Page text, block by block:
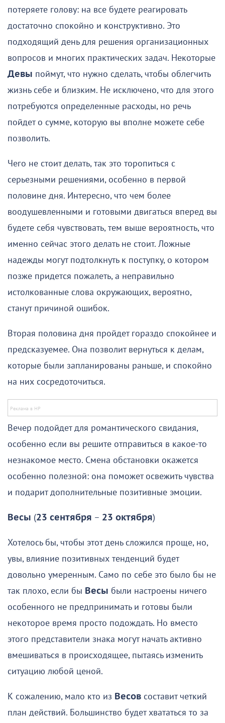
потеряете голову: на все будете реагировать
достаточно спокойно и конструктивно. Это
подходящий день для решения организационных
вопросов и многих практических задач. Некоторые
Девы поймут, что нужно сделать, чтобы облегчить
жизнь себе и близким. Не исключено, что для этого
потребуются определенные расходы, но речь
пойдет о сумме, которую вы вполне можете себе
позволить.
Чего не стоит делать, так это торопиться с
серьезными решениями, особенно в первой
половине дня. Интересно, что чем более
воодушевленными и готовыми двигаться вперед вы
будете себя чувствовать, тем выше вероятность, что
именно сейчас этого делать не стоит. Ложные
надежды могут подтолкнуть к поступку, о котором
позже придется пожалеть, а неправильно
истолкованные слова окружающих, вероятно,
станут причиной ошибок.
Вторая половина дня пройдет гораздо спокойнее и
предсказуемее. Она позволит вернуться к делам,
которые были запланированы раньше, и спокойно
на них сосредоточиться.
Вечер подойдет для романтического свидания,
особенно если вы решите отправиться в какое-то
незнакомое место. Смена обстановки окажется
особенно полезной: она поможет освежить чувства
и подарит дополнительные позитивные эмоции.
Весы (23 сентября – 23 октября)
Хотелось бы, чтобы этот день сложился проще, но,
увы, влияние позитивных тенденций будет
довольно умеренным. Само по себе это было бы не
так плохо, если бы Весы были настроены ничего
особенного не предпринимать и готовы были
некоторое время просто подождать. Но вместо
этого представители знака могут начать активно
вмешиваться в происходящее, пытаясь изменить
ситуацию любой ценой.
К сожалению, мало кто из Весов составит четкий
план действий. Большинство будет хвататься то за